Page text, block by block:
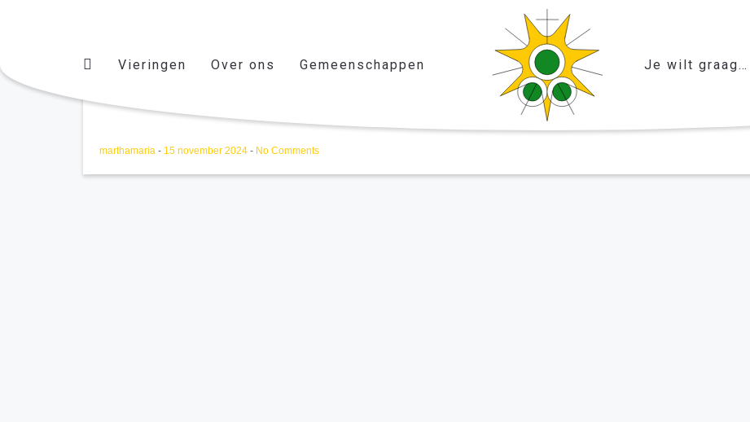
Vieringen Over ons Gemeenschappen Je wilt graag…
marthamaria - 15 november 2024 - No Comments